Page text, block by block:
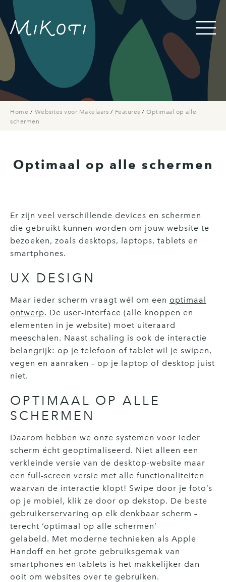
Home / Websites voor Makelaars / Features / Optimaal op alle
schermen
Optimaal op alle schermen
Er zijn veel verschillende devices en schermen
die gebruikt kunnen worden om jouw website te
bezoeken, zoals desktops, laptops, tablets en
smartphones.
UX DESIGN
Maar ieder scherm vraagt wél om een optimaal
ontwerp. De user-interface (alle knoppen en
elementen in je website) moet uiteraard
meeschalen. Naast schaling is ook de interactie
belangrijk: op je telefoon of tablet wil je swipen,
vegen en aanraken – op je laptop of desktop juist
niet.
OPTIMAAL OP ALLE
SCHERMEN
Daarom hebben we onze systemen voor ieder
scherm écht geoptimaliseerd. Niet alleen een
verkleinde versie van de desktop-website maar
een full-screen versie met alle functionaliteiten
waarvan de interactie klopt! Swipe door je foto’s
op je mobiel, klik ze door op dekstop. De beste
gebruikerservaring op elk denkbaar scherm –
terecht ‘optimaal op alle schermen’
gelabeld. Met moderne technieken als Apple
Handoff en het grote gebruiksgemak van
smartphones en tablets is het makkelijker dan
ooit om websites over te gebruiken.